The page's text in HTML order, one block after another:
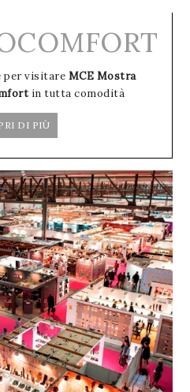
per visitare MCE Mostra
in tutta comodità
DI PIÙ